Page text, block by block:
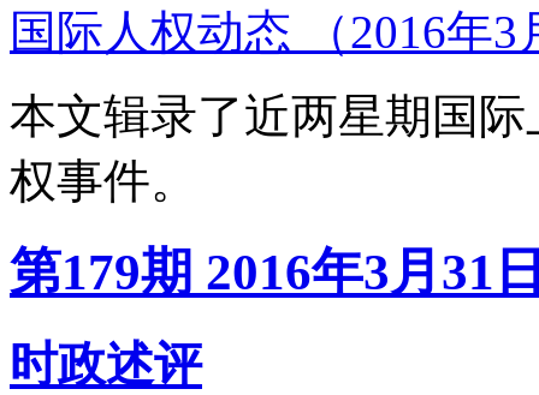
国际人权动态 （2016年
本文辑录了近两星期国
权事件。
第179期 2016年3月31
时政述评